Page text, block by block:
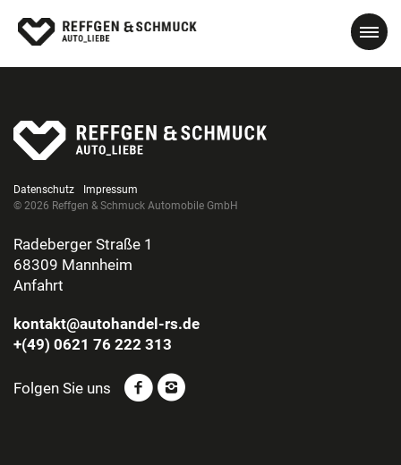
Datenschutz
Impressum
© 2026 Reffgen & Schmuck Automobile GmbH
Radeberger Straße 1
68309 Mannheim
Anfahrt
kontakt@autohandel-rs.de
+(49) 0621 76 222 313
Folgen Sie uns